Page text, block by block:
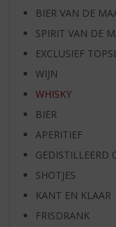
BIER VAN DE
SPIRIT VAN DE
EXCLUSIEF
WIJN
WHISKY
BIER
APERITIEF
GEDISTILLEERD
SHOTJES
KANT EN KLAAR
FRISDRANK